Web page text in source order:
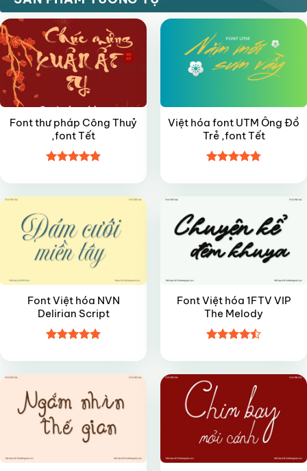
Font thư pháp Công Thuỷ
,font Tết
hạng4.95
sao
Việt hóa font UTM Ông Đồ
Trẻ ,font Tết
hạng4.85
Font Việt hóa NVN
Delirian Script
hạng55
sao
Font Việt hóa 1FTV VIP
The Melody
hạng4.45
5 sao